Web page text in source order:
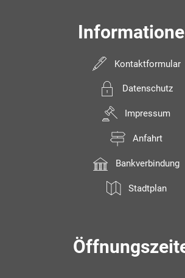
Kontaktformular
Datenschutz
Impressum
Anfahrt
Bankverbindung
Stadtplan